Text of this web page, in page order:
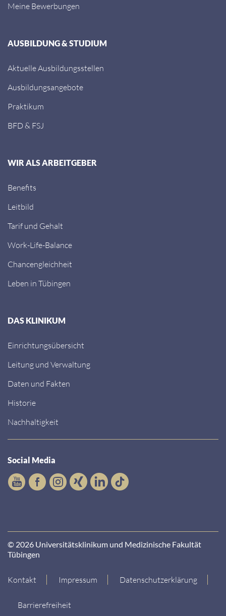
Meine Bewerbungen
AUSBILDUNG & STUDIUM
Aktuelle Ausbildungsstellen
Ausbildungsangebote
Praktikum
BFD & FSJ
WIR ALS ARBEITGEBER
Benefits
Leitbild
Tarif und Gehalt
Work-Life-Balance
Chancengleichheit
Leben in Tübingen
DAS KLINIKUM
Einrichtungsübersicht
Leitung und Verwaltung
Daten und Fakten
Historie
Nachhaltigkeit
Social Media
© 2026 Universitätsklinikum und Medizinische Fakultät
Tübingen
Kontakt Impressum Datenschutzerklärung
Barrierefreiheit